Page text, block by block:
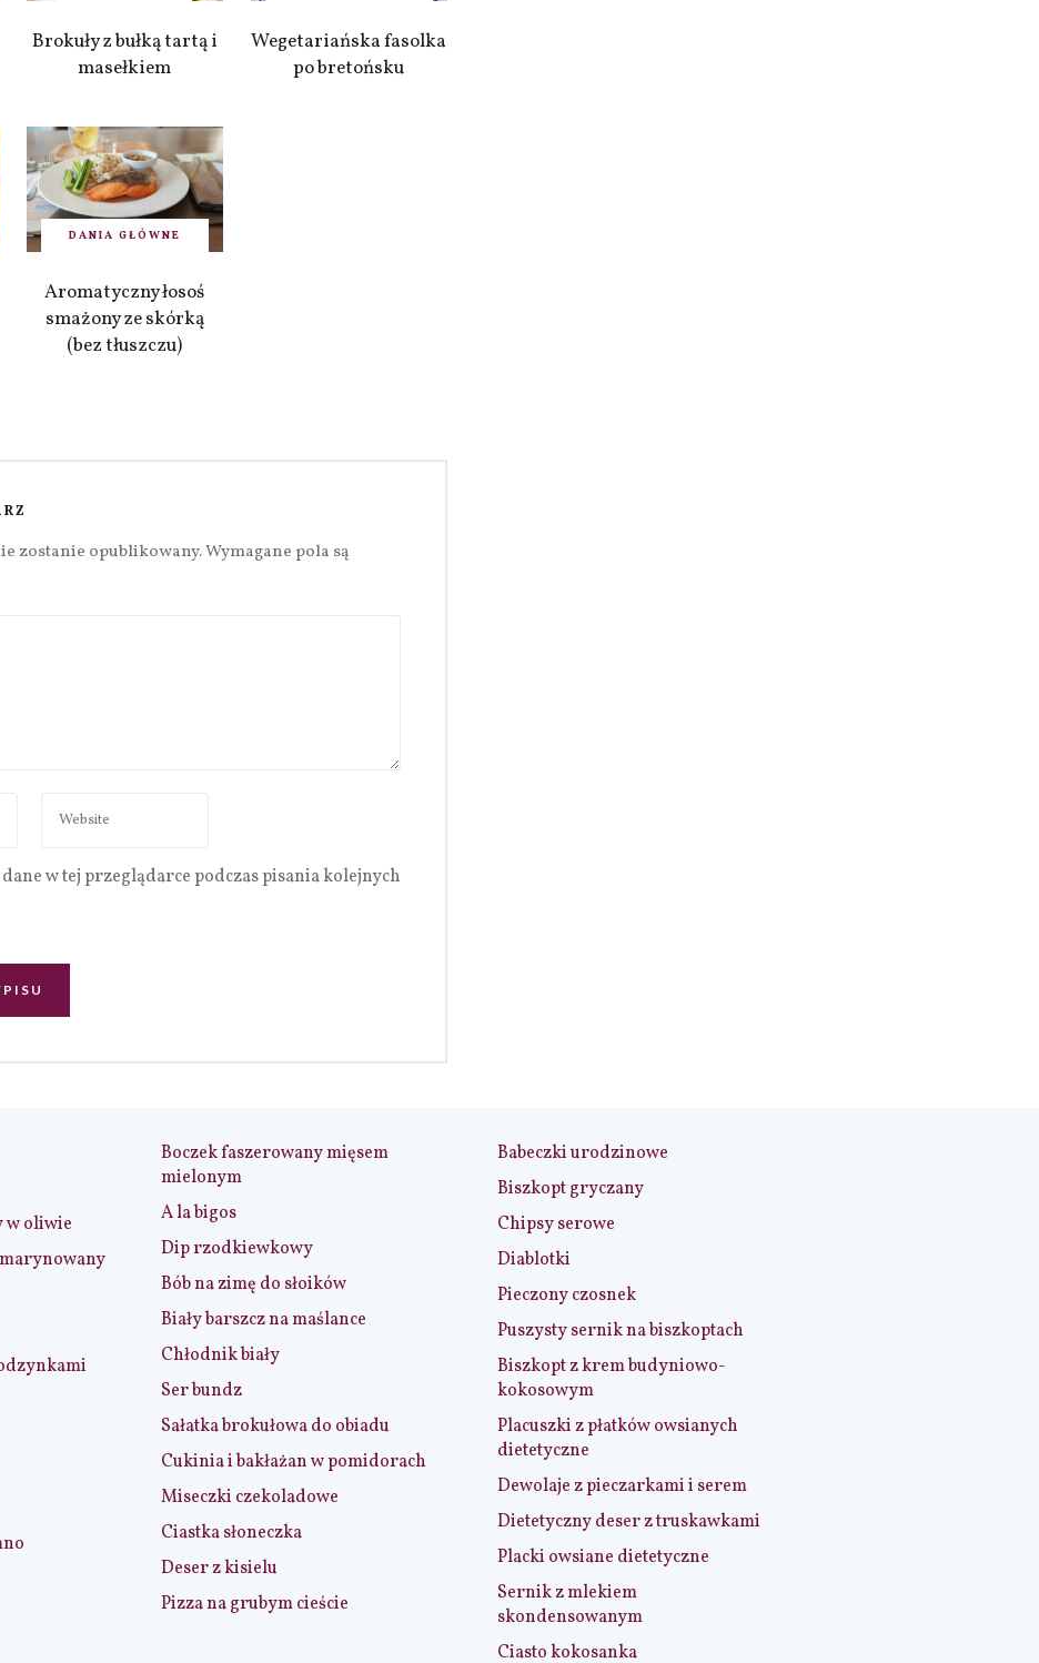
Brokuły z bułką tartą i
masełkiem
Wegetariańska fasolka
po bretońsku
DANIA GŁÓWNE
Aromatyczny łosoś
smażony ze skórką
(bez tłuszczu)
zostanie opublikowany.Wymagane pola są
w tej przeglądarce podczas pisania kolejnych
w oliwie
Boczek faszerowany mięsem
mielonym
A la bigos
Dip rzodkiewkowy
Bób na zimę do słoików
Biały barszcz na maślance
Chłodnik biały
Ser bundz
Sałatka brokułowa do obiadu
Cukinia i bakłażan w pomidorach
Miseczki czekoladowe
Ciastka słoneczka
Deser z kisielu
Pizza na grubym cieście
Babeczki urodzinowe
Biszkopt gryczany
Chipsy serowe
Diablotki
Pieczony czosnek
Puszysty sernik na biszkoptach
Biszkopt z krem budyniowo-
kokosowym
Placuszki z płatków owsianych
dietetyczne
Dewolaje z pieczarkami i serem
Dietetyczny deser z truskawkami
Placki owsiane dietetyczne
Sernik z mlekiem
skondensowanym
Ciasto kokosanka